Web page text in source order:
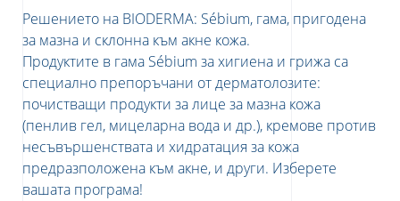
Решението на BIODERMA: Sébium, гама, пригодена
за мазна и склонна към акне кожа.
Продуктите в гама Sébium за хигиена и грижа са
специално препоръчани от дерматолозите:
почистващи продукти за лице за мазна кожа
(пенлив гел, мицеларна вода и др.), кремове против
несъвършенствата и хидратация за кожа
предразположена към акне, и други. Изберете
вашата програма!